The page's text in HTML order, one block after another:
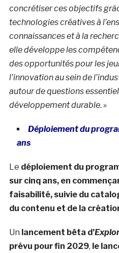
concrétiser ces objectifs
technologies créatives à
connaissances et à la
elle développe les
des opportunités pour les
l’innovation au sein de
autour de questions
développement durable. »
Déploiement du
ans
Le déploiement du
sur cinq ans, en
faisabilité, suivie du
du contenu et de la
Un lancement bêta d’
prévu pour fin 2029, le